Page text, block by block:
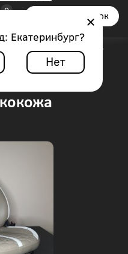
Екатеринбург?
Нет
Заказать звонок
/ Автобус / Setra
/